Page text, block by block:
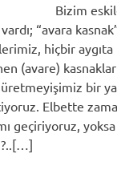
Bizim
“avara
hiçbir aygıta
(avare)
bir
Elbette
geçiriyoruz,